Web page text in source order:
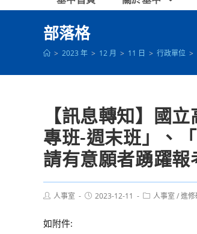
部落格
> 2023 年 > 12 月 > 11 日 > 行政單位 >
【訊息轉知】國
專班-週末班」、
請有意願者踴躍報
Post人事室
Post2023-12-11
Post人事室 /進修
如附件: